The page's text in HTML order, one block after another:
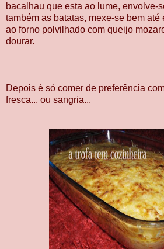
bacalhau que esta ao lume, envolve-
também as batatas, mexe-se bem até
ao forno polvilhado com queijo
dourar.
Depois é só comer de preferência
fresca... ou sangria...